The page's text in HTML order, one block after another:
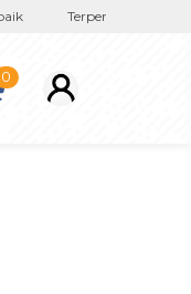
Terpercaya Sejak 2017
0